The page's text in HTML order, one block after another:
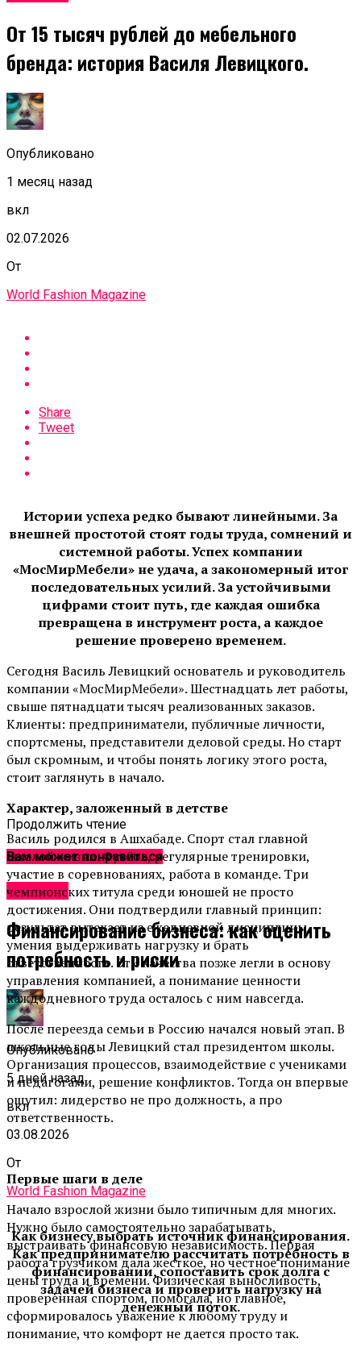
От 15 тысяч рублей до мебельного
бренда: история Василя Левицкого.
Опубликовано
1 месяц назад
вкл
02.07.2026
От
World Fashion Magazine
Share
Tweet
Истории успеха редко бывают линейными. За
внешней простотой стоят годы труда, сомнений и
системной работы. Успех компании
«МосМирМебели» не удача, а закономерный итог
последовательных усилий. За устойчивыми
цифрами стоит путь, где каждая ошибка
превращена в инструмент роста, а каждое
решение проверено временем.
Сегодня Василь Левицкий основатель и руководитель
компании «МосМирМебели». Шестнадцать лет работы,
свыше пятнадцати тысяч реализованных заказов.
Клиенты: предприниматели, публичные личности,
спортсмены, представители деловой среды. Но старт
был скромным, и чтобы понять логику этого роста,
стоит заглянуть в начало.
Характер, заложенный в детстве
Василь родился в Ашхабаде. Спорт стал главной
школой жизни. Футбол, регулярные тренировки,
участие в соревнованиях, работа в команде. Три
чемпионских титула среди юношей не просто
достижения. Они подтвердили главный принцип:
результат вытекает из ежедневной дисциплины,
умения выдерживать нагрузку и брать
ответственность. Эти качества позже легли в основу
управления компанией, а понимание ценности
каждодневного труда осталось с ним навсегда.
После переезда семьи в Россию начался новый этап. В
школьные годы Левицкий стал президентом школы.
Организация процессов, взаимодействие с учениками
и педагогами, решение конфликтов. Тогда он впервые
ощутил: лидерство не про должность, а про
ответственность.
Первые шаги в деле
Начало взрослой жизни было типичным для многих.
Нужно было самостоятельно зарабатывать,
выстраивать финансовую независимость. Первая
работа грузчиком дала жесткое, но честное понимание
цены труда и времени. Физическая выносливость,
проверенная спортом, помогала, но главное,
сформировалось уважение к любому труду и
понимание, что комфорт не дается просто так.
Продолжить чтение
Вам может понравиться
Новости
Финансирование бизнеса: как оценить
потребность и риски
Опубликовано
5 дней назад
вкл
03.08.2026
От
World Fashion Magazine
Как бизнесу выбрать источник финансирования.
Как предпринимателю рассчитать потребность в
финансировании, сопоставить срок долга с
задачей бизнеса и проверить нагрузку на
денежный поток.